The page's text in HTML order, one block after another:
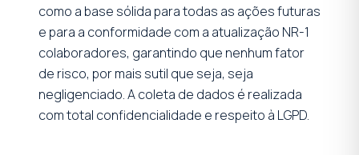
como a base sólida para todas as ações futuras
e para a conformidade com a atualização NR-1
colaboradores, garantindo que nenhum fator
de risco, por mais sutil que seja, seja
negligenciado. A coleta de dados é realizada
com total confidencialidade e respeito à LGPD.